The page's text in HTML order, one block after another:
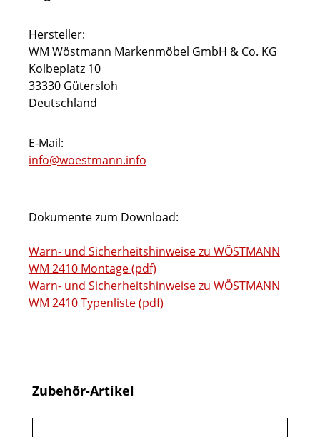
Hersteller:
WM Wöstmann Markenmöbel GmbH & Co. KG
Kolbeplatz 10
33330 Gütersloh
Deutschland
E-Mail:
info@woestmann.info
Dokumente zum Download:
Warn- und Sicherheitshinweise zu WÖSTMANN
WM 2410 Montage (pdf)
Warn- und Sicherheitshinweise zu WÖSTMANN
WM 2410 Typenliste (pdf)
Produktgalerie überspringen
Zubehör-Artikel